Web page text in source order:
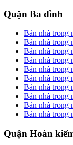
Quận Ba đình
Bán nhà trong
Bán nhà trong
Bán nhà trong
Bán nhà trong
Bán nhà trong
Bán nhà trong
Bán nhà trong
Bán nhà trong
Bán nhà trong
Bán nhà trong
Quận Hoàn